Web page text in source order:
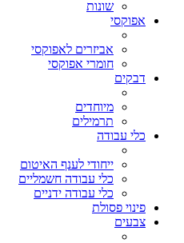
שונות
אפוקסי
אביזרים לאפוקסי
חומרי אפוקסי
דבקים
מיוחדים
תרמילים
כלי עבודה
ייחודי לענף האיטום
כלי עבודה חשמליים
כלי עבודה ידניים
פינוי פסולת
צבעים